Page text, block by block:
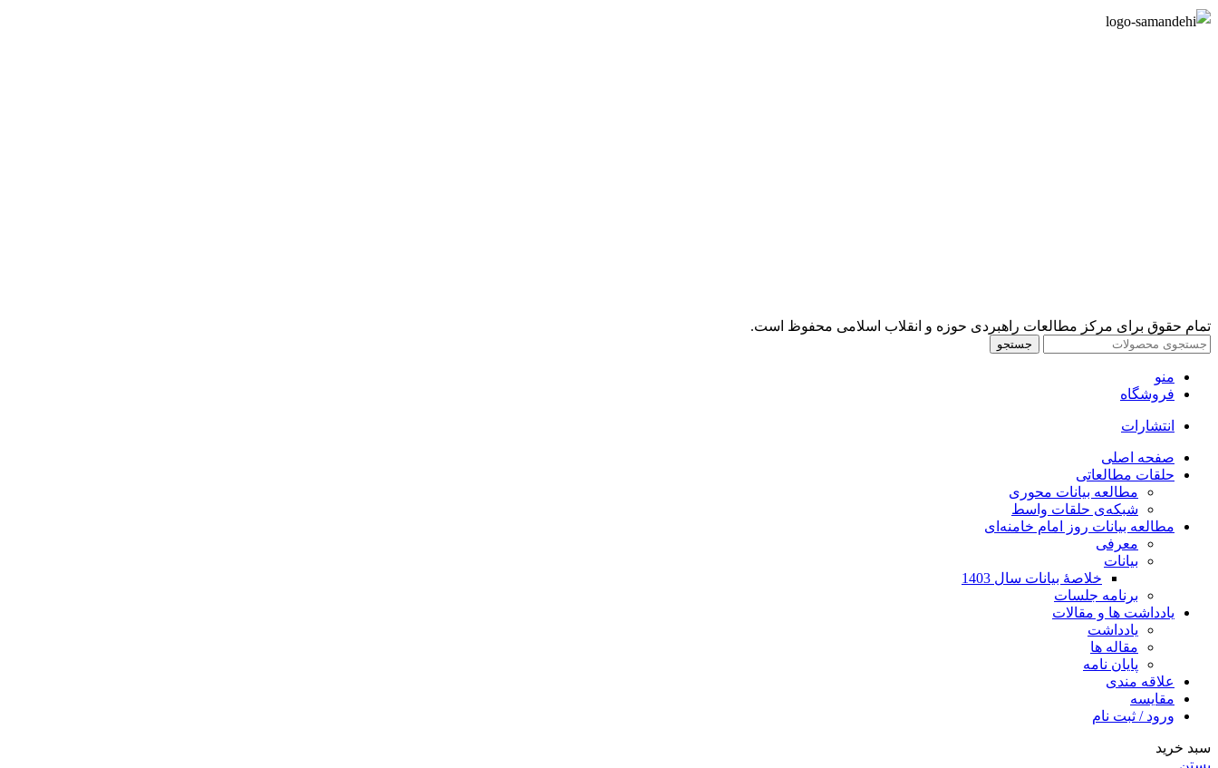
تمام حقوق برای مرکز مطالعات راهبردی حوزه و انقلاب اسلامی محفوظ است.
جستجو
منو
فروشگاه
انتشارات
صفحه اصلی
حلقات مطالعاتی
مطالعه بیانات محوری
شبکه‌ی حلقات واسط
مطالعه بیانات روز امام خامنه‌ای
معرفی
بیانات
خلاصۀ بیانات سال 1403
برنامه جلسات
یادداشت ها و مقالات
یادداشت
مقاله ها
پایان نامه
علاقه مندی
مقایسه
ورود / ثبت نام
سبد خرید